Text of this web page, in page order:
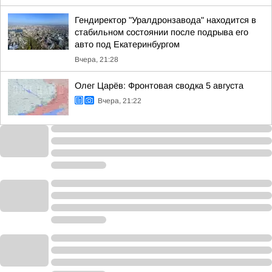
Гендиректор "Уралдронзавода" находится в
стабильном состоянии после подрыва его
авто под Екатеринбургом
Вчера, 21:28
Олег Царёв: Фронтовая сводка 5 августа
Вчера, 21:22